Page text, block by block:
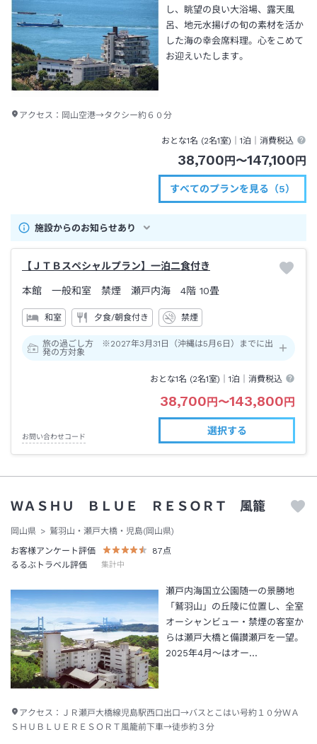
し、眺望の良い大浴場、露天風
呂、地元水揚げの旬の素材を活か
した海の幸会席料理。心をこめて
お迎えいたします。
アクセス： 岡山空港→タクシー約６０分
おとな1名 (2名1室)｜1泊 ｜消費税込
38,700 円 〜147,100 円
すべてのプランを見る（5）
施設からのお知らせあり
【ＪＴＢスペシャルプラン】一泊二食付き
本館 一般和室 禁煙 瀬戸内海 4階 10畳
和室 夕食/朝食付き 禁煙
旅の過ごし方 ※2027年3月31日（沖縄は5月6日）までに出
発の方対象
おとな1名 (2名1室)｜1泊 ｜消費税込
38,700 円 〜143,800 円
お問い合わせコード
選択する
ＷＡＳＨＵ ＢＬＵＥ ＲＥＳＯＲＴ 風籠
岡山県
鷲羽山・瀬戸大橋・児島(岡山県)
お客様アンケート評価
87点
るるぶトラベル評価
集計中
瀬戸内海国立公園随一の景勝地
「鷲羽山」の丘陵に位置し、全室
オーシャンビュー・禁煙の客室か
らは瀬戸大橋と備讃瀬戸を一望。
2025年4月～はオー…
アクセス： ＪＲ瀬戸大橋線児島駅西口出口→バスとこはい号約１０分ＷＡ
ＳＨＵＢＬＵＥＲＥＳＯＲＴ風籠前下車→徒歩約３分